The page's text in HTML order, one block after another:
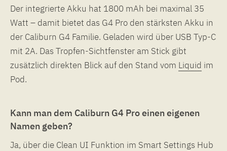
Der integrierte Akku hat 1800 mAh bei maximal 35
Watt – damit bietet das G4 Pro den stärksten Akku in
der Caliburn G4 Familie. Geladen wird über USB Typ-C
mit 2A. Das Tropfen-Sichtfenster am Stick gibt
zusätzlich direkten Blick auf den Stand vom Liquid im
Pod.
Kann man dem Caliburn G4 Pro einen eigenen
Namen geben?
Ja, über die Clean UI Funktion im Smart Settings Hub